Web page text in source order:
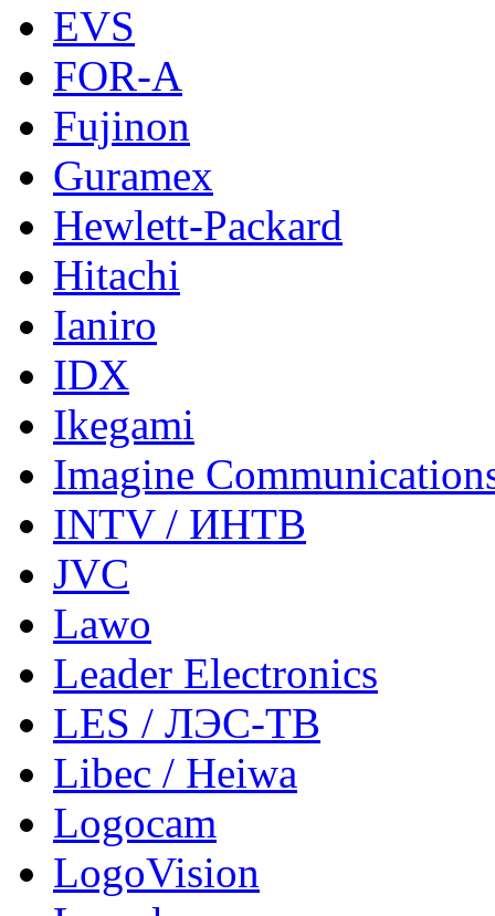
EVS
FOR-A
Fujinon
Guramex
Hewlett-Packard
Hitachi
Ianiro
IDX
Ikegami
Imagine
INTV / ИНТВ
JVC
Lawo
Leader Electronics
LES / ЛЭС-ТВ
Libec / Heiwa
Logocam
LogoVision